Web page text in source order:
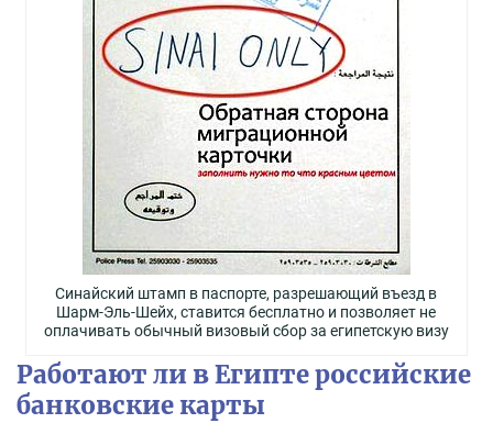
Синайский штамп в паспорте, разрешающий въезд в
Шарм-Эль-Шейх, ставится бесплатно и позволяет не
оплачивать обычный визовый сбор за египетскую визу
Работают ли в Египте российские
банковские карты